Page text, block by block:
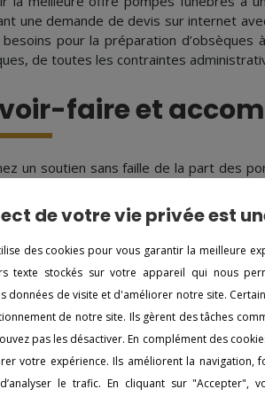
une demande de devis sur internet
pour la préparation
de toutes les contraintes
faire et
un soutien sans faille de la part des
Les employés respecteront
et logistiques. Ainsi, vous
autres agences
funèbres à Allennes-les-Marais
funèbres à Aniche
de votre vie privée est
des cookies pour vous garantir la meilleure
texte stockés sur votre appareil qui nous
données de visite et d'améliorer notre site.
de notre site. Ils gèrent des tâches
pas les désactiver. En complément des
votre expérience. Ils améliorent la navigation,
le trafic. En cliquant sur "Accepter",